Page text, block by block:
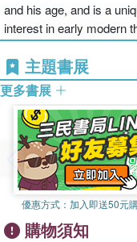
and his age, and is a
interest in early modern
主題書展
更多書展
優惠方式： 加入即送50元
購物須知